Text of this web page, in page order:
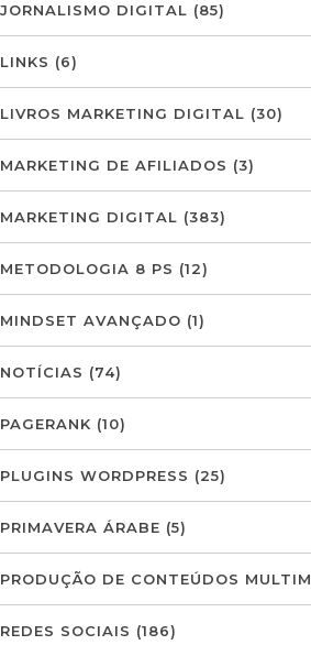
JORNALISMO DIGITAL (85)
LINKS (6)
LIVROS MARKETING DIGITAL (30)
MARKETING DE AFILIADOS (3)
MARKETING DIGITAL (383)
METODOLOGIA 8 PS (12)
MINDSET AVANÇADO (1)
NOTÍCIAS (74)
PAGERANK (10)
PLUGINS WORDPRESS (25)
PRIMAVERA ÁRABE (5)
PRODUÇÃO DE CONTEÚDOS
REDES SOCIAIS (186)